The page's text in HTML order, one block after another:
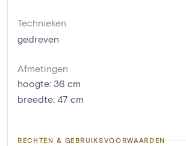
Technieken
gedreven
Afmetingen
hoogte: 36 cm
breedte: 47 cm
RECHTEN & GEBRUIKSVOORWAARDEN